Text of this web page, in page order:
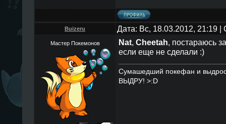
Buizeru Дата: Вс, 18.03.2012, 21:19
Мастер Покемонов Nat, Cheetah, постараюсь
если еще не сделали :)
Сумашедший покефан и
ВЫДРУ! >:D